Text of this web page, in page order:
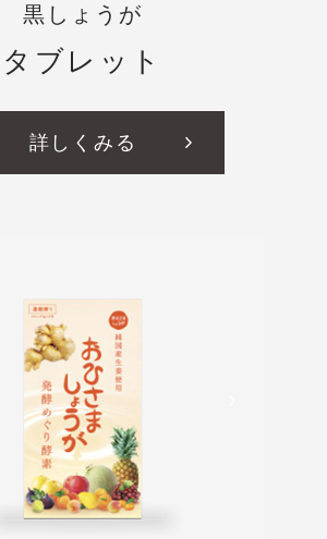
黒しょうが
タブレット
詳しくみる